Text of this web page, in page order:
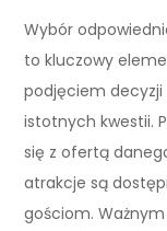
Wybór
to kluczowy
podjęciem decyzji
istotnych kwestii.
się z ofertą
atrakcje są
gościom.